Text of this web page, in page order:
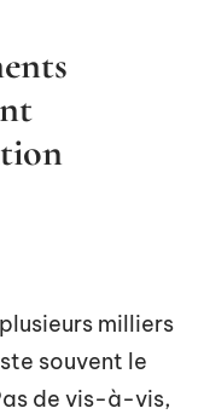
milliers
souvent le
de vis-à-vis,